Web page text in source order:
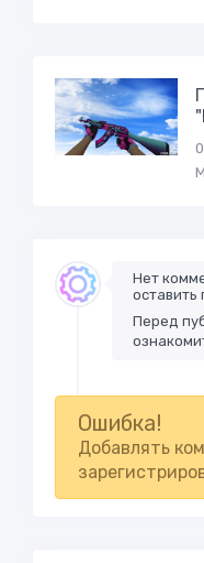
Нет
Перед
Ошибка!
Добавлять